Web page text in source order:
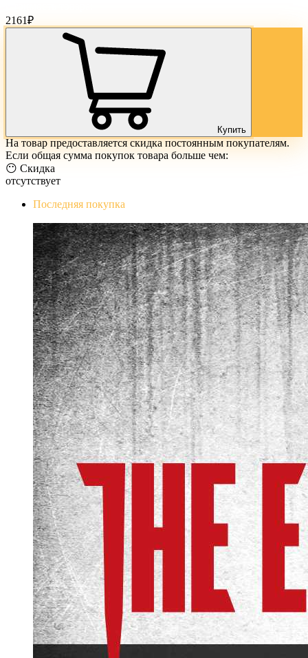
2161₽
Купить
На товар предоставляется скидка постоянным покупателям.
Если общая сумма покупок товара больше чем:
😶 Скидка
отсутствует
Последняя покупка